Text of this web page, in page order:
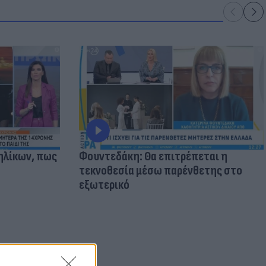
πως
Φουντεδάκη: Θα επιτρέπεται η
τεκνοθεσία μέσω παρένθετης στο
εξωτερικό